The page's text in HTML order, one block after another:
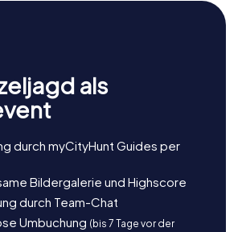
als
durch myCityHunt Guides per
Bildergalerie und Highscore
durch Team-Chat
Umbuchung (bis 7 Tage vor der